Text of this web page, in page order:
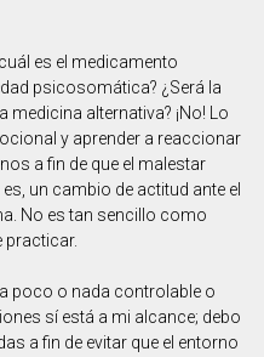
es el medicamento
psicosomática? ¿Será la
alternativa? ¡No! Lo
y aprender a reaccionar
a fin de que el malestar
un cambio de actitud ante el
No es tan sencillo como
practicar.
poco o nada controlable o
sí está a mi alcance; debo
a fin de evitar que el entorno